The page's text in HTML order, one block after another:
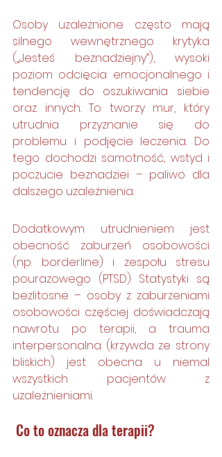
Osoby uzależnione często mają
silnego wewnętrznego krytyka
(„Jesteś beznadziejny”), wysoki
poziom odcięcia emocjonalnego i
tendencję do oszukiwania siebie
oraz innych. To tworzy mur, który
utrudnia przyznanie się do
problemu i podjęcie leczenia. Do
tego dochodzi samotność, wstyd i
poczucie beznadziei – paliwo dla
dalszego uzależnienia.
Dodatkowym utrudnieniem jest
obecność zaburzeń osobowości
(np. borderline) i zespołu stresu
pourazowego (PTSD). Statystyki są
bezlitosne – osoby z zaburzeniami
osobowości częściej doświadczają
nawrotu po terapii, a trauma
interpersonalna (krzywda ze strony
bliskich) jest obecna u niemal
wszystkich pacjentów z
uzależnieniami.
Co to oznacza dla terapii?